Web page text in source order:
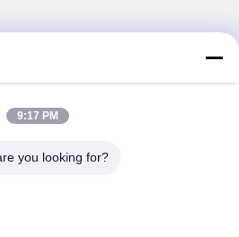
एस्टेट पार्क, नंबर 2-1, Xingye
9:17 PM
you looking for?